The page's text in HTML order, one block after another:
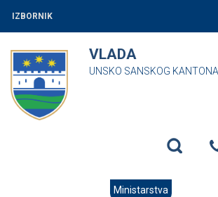
IZBORNIK
VLADA
UNSKO SANSKOG KANTONA
Ministarstva